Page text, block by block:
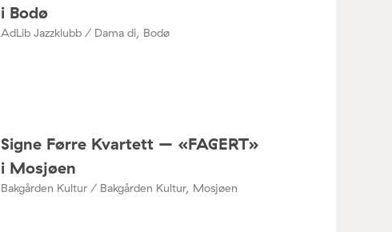
i Bodø
AdLib Jazzklubb / Dama di, Bodø
Signe Førre Kvartett – «FAGERT»
i Mosjøen
Bakgården Kultur / Bakgården Kultur, Mosjøen